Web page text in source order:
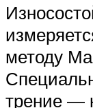
методу
трение —